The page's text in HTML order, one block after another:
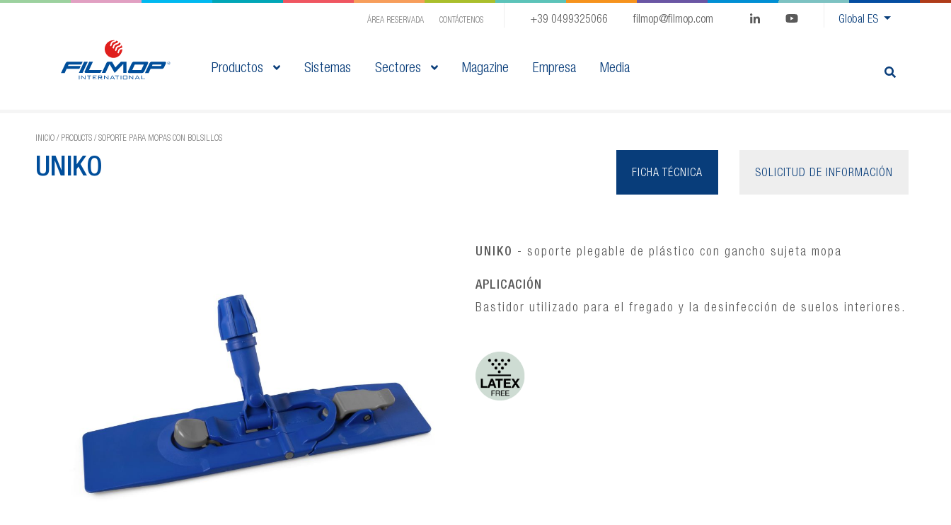
ÁREA RESERVADA CONTÁCTENOS GlobalES
+39 0499325066 filmop@filmop.com
Productos Sistemas Sectores Magazine Empresa Media
INICIO / PRODUCTS / SOPORTE PARA MOPAS CON BOLSILLOS
UNIKO SOLICITUD DE INFORMACIÓN
FICHA TÉCNICA
UNIKO - soporte plegable de plástico con gancho sujeta mopa
APLICACIÓN
Bastidor utilizado para el fregado y la desinfección de suelos interiores.